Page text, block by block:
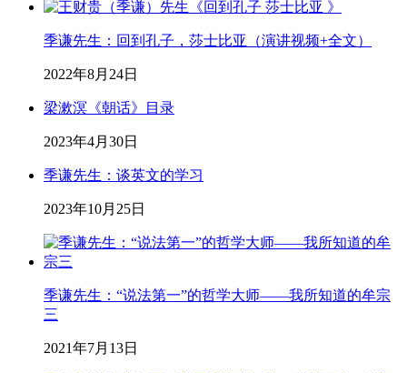
季谦先生：回到孔子，莎士比亚（演讲视频+全文）
2022年8月24日
梁漱溟《朝话》目录
2023年4月30日
季谦先生：谈英文的学习
2023年10月25日
季谦先生：“说法第一”的哲学大师——我所知道的牟宗
三
2021年7月13日